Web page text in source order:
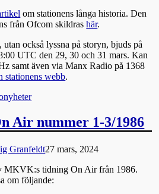
om stationens långa historia. Den
från Ofcom skildrashär.
också lyssna på storyn, bjuds på
UTC den 29, 30 och 31 mars. Kan
samt även via Manx Radio på 1368
stationens webb.
Air nummer 1-3/1986
Granfeldt27 mars, 2024
MKVK:s tidning On Air från 1986.
om följande: